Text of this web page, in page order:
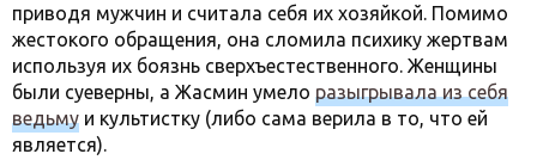
приводя мужчин и считала себя их хозяйкой. Помимо
жестокого обращения, она сломила психику жертвам
используя их боязнь сверхъестественного. Женщины
были суеверны, а Жасмин умело разыгрывала из себя
ведьму и культистку (либо сама верила в то, что ей
является).